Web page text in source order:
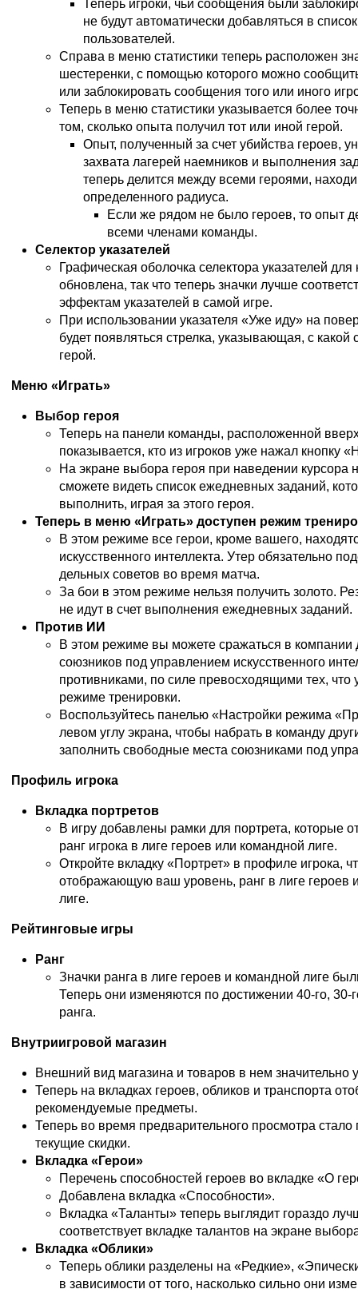
Теперь игроки, чьи сообщения были
не будут автоматически добавляться в
пользователей.
Справа в меню статистики теперь расположен
шестеренки, с помощью которого можно
или заблокировать сообщения того или иного
Теперь в меню статистики указывается более
том, сколько опыта получил тот или иной герой.
Опыт, полученный за счет убийства героев,
захвата лагерей наемников и выполнения
теперь делится между всеми героями,
определенного радиуса.
Если же рядом не было героев, то опыт
всеми членами команды.
Селектор указателей
Графическая оболочка селектора указателей
обновлена, так что теперь значки лучше
эффектам указателей в самой игре.
При использовании указателя «Уже иду» на
будет появляться стрелка, указывающая, с какой
герой.
Меню «Играть»
Выбор героя
Теперь на панели команды, расположенной
показывается, кто из игроков уже нажал кнопку
На экране выбора героя при наведении курсора
сможете видеть список ежедневных заданий,
выполнить, играя за этого героя.
Теперь в меню «Играть» доступен режим
В этом режиме все герои, кроме вашего,
искусственного интеллекта. Утер обязательно
дельных советов во время матча.
За бои в этом режиме нельзя получить золото.
не идут в счет выполнения ежедневных заданий.
Против ИИ
В этом режиме вы можете сражаться в компании
союзников под управлением искусственного
противниками, по силе превосходящими тех, что
режиме тренировки.
Воспользуйтесь панелью «Настройки режима
левом углу экрана, чтобы набрать в команду
заполнить свободные места союзниками под
Профиль игрока
Вкладка портретов
В игру добавлены рамки для портрета, которые
ранг игрока в лиге героев или командной лиге.
Откройте вкладку «Портрет» в профиле игрока,
отображающую ваш уровень, ранг в лиге героев
лиге.
Рейтинговые игры
Ранг
Значки ранга в лиге героев и командной лиге
Теперь они изменяются по достижении 40-го, 30-
ранга.
Внутриигровой магазин
Внешний вид магазина и товаров в нем значительно
Теперь на вкладках героев, обликов и транспорта
рекомендуемые предметы.
Теперь во время предварительного просмотра стало
текущие скидки.
Вкладка «Герои»
Перечень способностей героев во вкладке «О
Добавлена вкладка «Способности».
Вкладка «Таланты» теперь выглядит гораздо
соответствует вкладке талантов на экране
Вкладка «Облики»
Теперь облики разделены на «Редкие»,
в зависимости от того, насколько сильно они